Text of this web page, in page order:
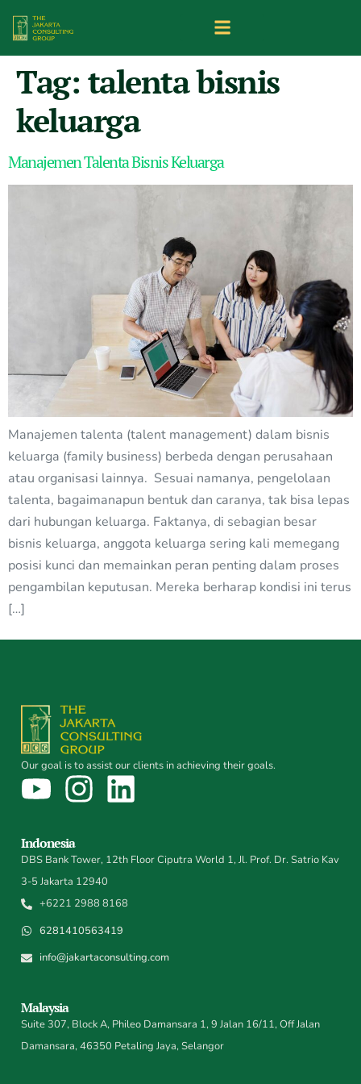
Tag: talenta bisnis
keluarga
Manajemen Talenta Bisnis Keluarga
Manajemen talenta (talent management) dalam bisnis
keluarga (family business) berbeda dengan perusahaan
atau organisasi lainnya. Sesuai namanya, pengelolaan
talenta, bagaimanapun bentuk dan caranya, tak bisa lepas
dari hubungan keluarga. Faktanya, di sebagian besar
bisnis keluarga, anggota keluarga sering kali memegang
posisi kunci dan memainkan peran penting dalam proses
pengambilan keputusan. Mereka berharap kondisi ini terus
[…]
Our goal is to assist our clients in achieving their goals.
Indonesia
DBS Bank Tower, 12th Floor Ciputra World 1, Jl. Prof. Dr. Satrio Kav
3-5 Jakarta 12940
+6221 2988 8168
6281410563419
info@jakartaconsulting.com
Malaysia
Suite 307, Block A, Phileo Damansara 1, 9 Jalan 16/11, Off Jalan
Damansara, 46350 Petaling Jaya, Selangor